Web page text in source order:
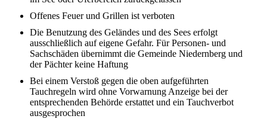
Offenes Feuer und Grillen ist verboten
Die Benutzung des Geländes und des Sees erfolgt
ausschließlich auf eigene Gefahr. Für Personen- und
Sachschäden übernimmt die Gemeinde Niedernberg und
der Pächter keine Haftung
Bei einem Verstoß gegen die oben aufgeführten
Tauchregeln wird ohne Vorwarnung Anzeige bei der
entsprechenden Behörde erstattet und ein Tauchverbot
ausgesprochen